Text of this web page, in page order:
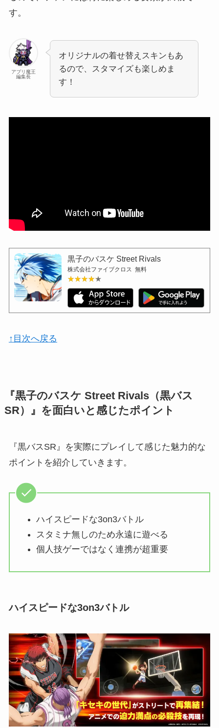
す。
アプリ魔王
編集長
オリジナルの着せ替えスキンもあ
るので、スタマイズも楽しめま
す！
黒子のバスケ Street Rivals
株式会社ファイブクロス 無料
★★★★★
★★★★★
↑目次へ戻る
『黒子のバスケ Street Rivals（黒バス
SR）』を面白いと感じたポイント
『黒バスSR』を実際にプレイして感じた魅力的な
ポイントを紹介していきます。
ハイスピードな3on3バトル
スタミナ無しのため永遠に遊べる
個人技ゲーではなく連携が超重要
ハイスピードな3on3バトル